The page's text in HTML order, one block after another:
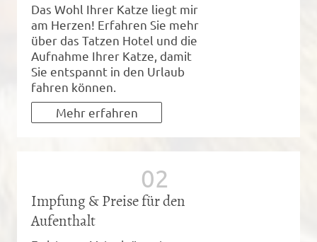
Das Wohl Ihrer Katze liegt mir
am Herzen! Erfahren Sie mehr
über das Tatzen Hotel und die
Aufnahme Ihrer Katze, damit
Sie entspannt in den Urlaub
fahren können.
Mehr erfahren
Impfung & Preise für den
Aufenthalt